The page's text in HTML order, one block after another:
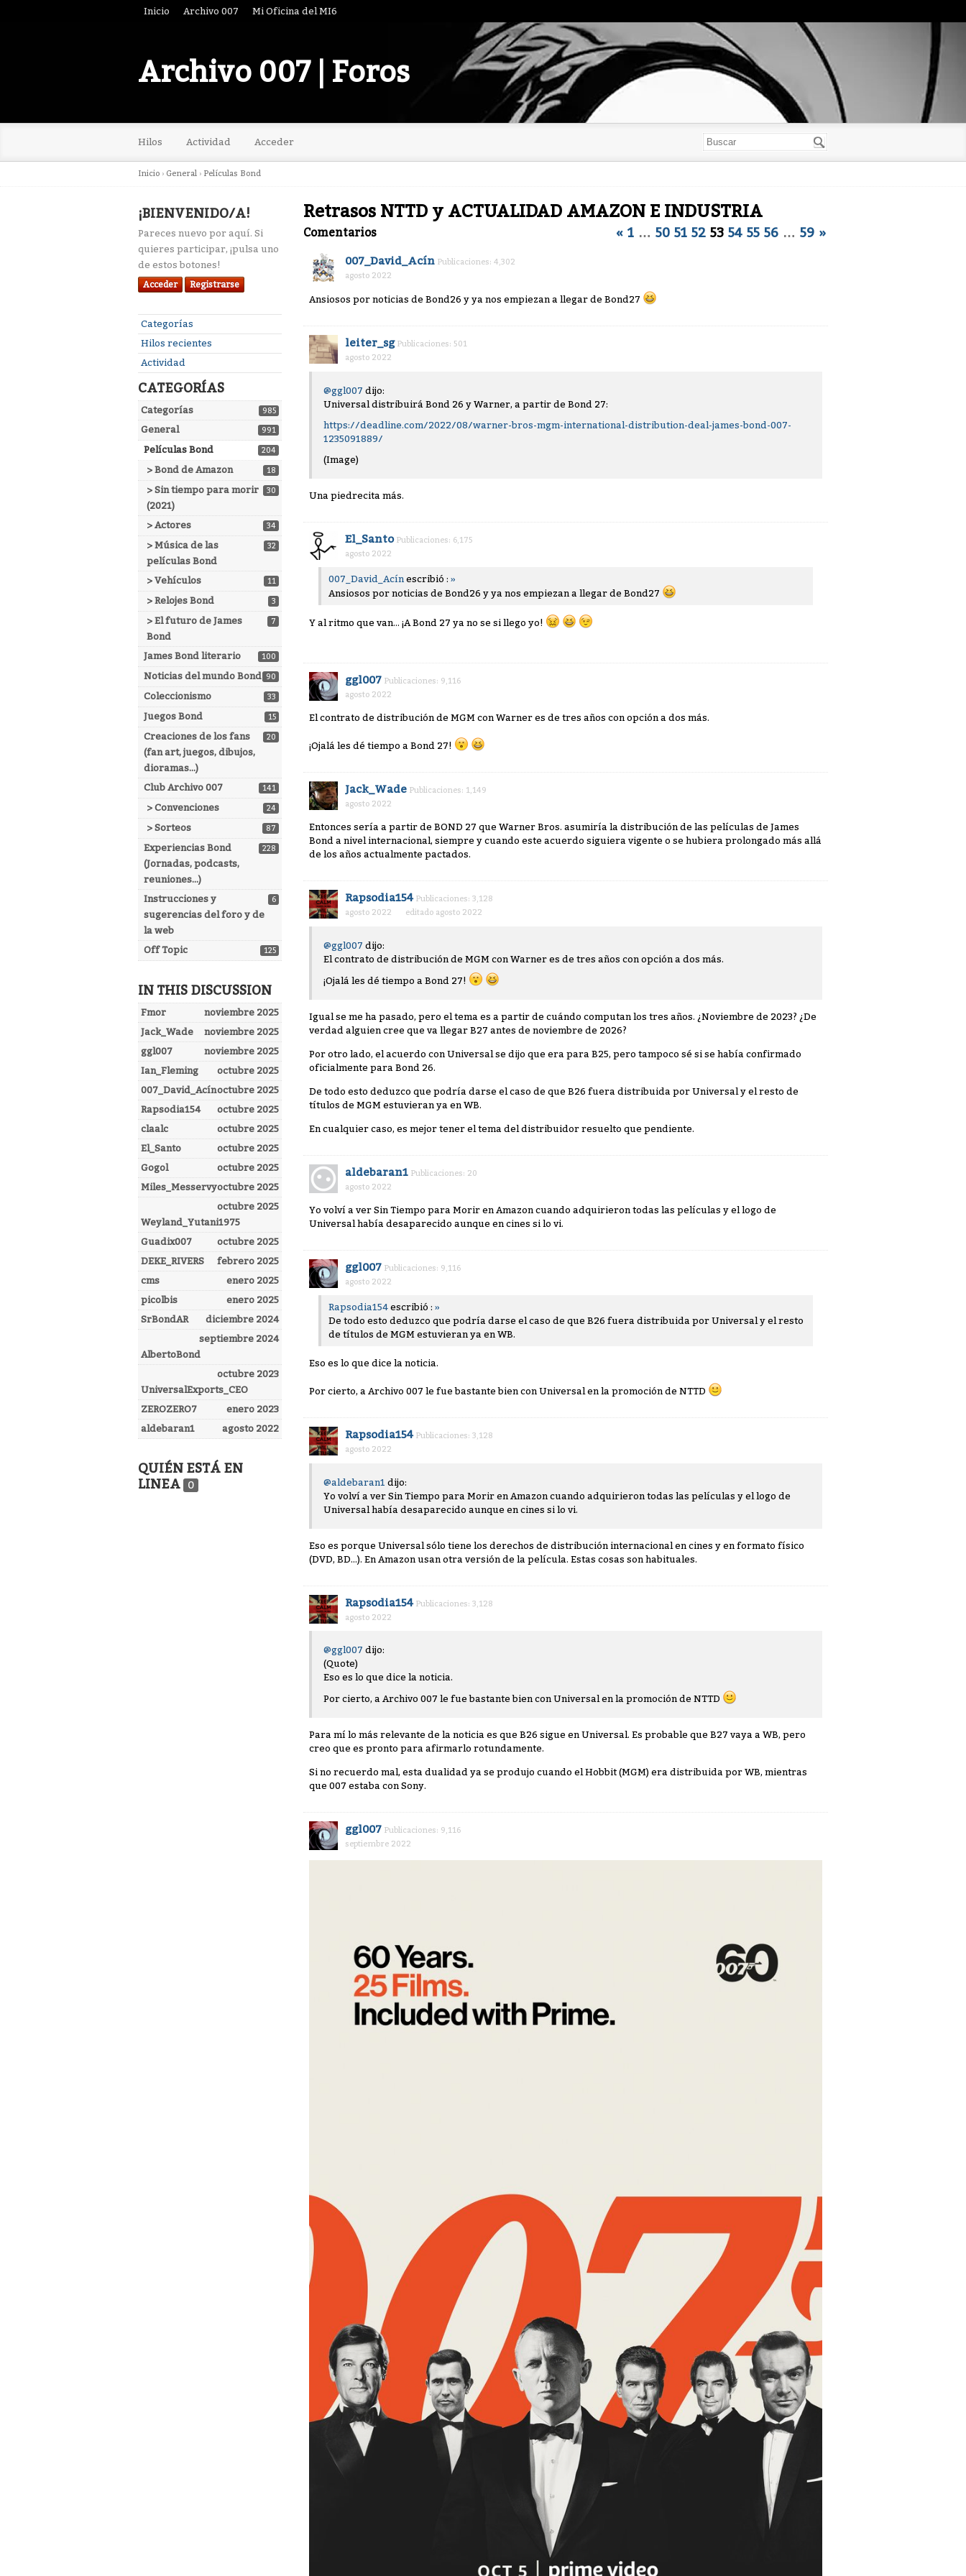
Inicio Archivo 007 Mi Oficina del MI6
Archivo 007 | Foros
Hilos Actividad Acceder
Inicio › General › Películas Bond
¡BIENVENIDO/A!
Pareces nuevo por aquí. Si
quieres participar, ¡pulsa uno
de estos botones!
Acceder Registrarse
Enlaces
rápidos
Categorías
Hilos recientes
Actividad
CATEGORÍAS
985
Categorías
991
General
204
Películas Bond
18
> Bond de Amazon
30
> Sin tiempo para morir
(2021)
34
> Actores
32
> Música de las
películas Bond
11
> Vehículos
3
> Relojes Bond
7
> El futuro de James
Bond
100
James Bond literario
90
Noticias del mundo Bond
33
Coleccionismo
15
Juegos Bond
20
Creaciones de los fans
(fan art, juegos, dibujos,
dioramas...)
141
Club Archivo 007
24
> Convenciones
87
> Sorteos
228
Experiencias Bond
(Jornadas, podcasts,
reuniones...)
6
Instrucciones y
sugerencias del foro y de
la web
125
Off Topic
IN THIS DISCUSSION
noviembre 2025
Fmor
noviembre 2025
Jack_Wade
noviembre 2025
ggl007
octubre 2025
Ian_Fleming
octubre 2025
007_David_Acín
octubre 2025
Rapsodia154
octubre 2025
claalc
octubre 2025
El_Santo
octubre 2025
Gogol
octubre 2025
Miles_Messervy
octubre 2025
Weyland_Yutani1975
octubre 2025
Guadix007
febrero 2025
DEKE_RIVERS
enero 2025
cms
enero 2025
picolbis
diciembre 2024
SrBondAR
septiembre 2024
AlbertoBond
octubre 2023
UniversalExports_CEO
enero 2023
ZEROZERO7
agosto 2022
aldebaran1
QUIÉN ESTÁ EN
LINEA
0
Retrasos NTTD y ACTUALIDAD AMAZON E INDUSTRIA
« 1 … 50 51 52 53 54 55 56 … 59 »
Comentarios
007_David_Acín Publicaciones: 4,302
agosto 2022
Ansiosos por noticias de Bond26 y ya nos empiezan a llegar de Bond27
leiter_sg Publicaciones: 501
agosto 2022
@ggl007 dijo:
Universal distribuirá Bond 26 y Warner, a partir de Bond 27:
https://deadline.com/2022/08/warner-bros-mgm-international-distribution-deal-james-bond-007-
1235091889/
(Image)
Una piedrecita más.
El_Santo Publicaciones: 6,175
agosto 2022
007_David_Acín escribió : »
Ansiosos por noticias de Bond26 y ya nos empiezan a llegar de Bond27
Y al ritmo que van... ¡A Bond 27 ya no se si llego yo!
ggl007 Publicaciones: 9,116
agosto 2022
El contrato de distribución de MGM con Warner es de tres años con opción a dos más.
¡Ojalá les dé tiempo a Bond 27!
Jack_Wade Publicaciones: 1,149
agosto 2022
Entonces sería a partir de BOND 27 que Warner Bros. asumiría la distribución de las películas de James
Bond a nivel internacional, siempre y cuando este acuerdo siguiera vigente o se hubiera prolongado más allá
de los años actualmente pactados.
Rapsodia154 Publicaciones: 3,128
agosto 2022
editado agosto 2022
@ggl007 dijo:
El contrato de distribución de MGM con Warner es de tres años con opción a dos más.
¡Ojalá les dé tiempo a Bond 27!
Igual se me ha pasado, pero el tema es a partir de cuándo computan los tres años. ¿Noviembre de 2023? ¿De
verdad alguien cree que va llegar B27 antes de noviembre de 2026?
Por otro lado, el acuerdo con Universal se dijo que era para B25, pero tampoco sé si se había confirmado
oficialmente para Bond 26.
De todo esto deduzco que podría darse el caso de que B26 fuera distribuida por Universal y el resto de
títulos de MGM estuvieran ya en WB.
En cualquier caso, es mejor tener el tema del distribuidor resuelto que pendiente.
aldebaran1 Publicaciones: 20
agosto 2022
Yo volví a ver Sin Tiempo para Morir en Amazon cuando adquirieron todas las películas y el logo de
Universal había desaparecido aunque en cines si lo vi.
ggl007 Publicaciones: 9,116
agosto 2022
Rapsodia154 escribió : »
De todo esto deduzco que podría darse el caso de que B26 fuera distribuida por Universal y el resto
de títulos de MGM estuvieran ya en WB.
Eso es lo que dice la noticia.
Por cierto, a Archivo 007 le fue bastante bien con Universal en la promoción de NTTD
Rapsodia154 Publicaciones: 3,128
agosto 2022
@aldebaran1 dijo:
Yo volví a ver Sin Tiempo para Morir en Amazon cuando adquirieron todas las películas y el logo de
Universal había desaparecido aunque en cines si lo vi.
Eso es porque Universal sólo tiene los derechos de distribución internacional en cines y en formato físico
(DVD, BD...). En Amazon usan otra versión de la película. Estas cosas son habituales.
Rapsodia154 Publicaciones: 3,128
agosto 2022
@ggl007 dijo:
(Quote)
Eso es lo que dice la noticia.
Por cierto, a Archivo 007 le fue bastante bien con Universal en la promoción de NTTD
Para mí lo más relevante de la noticia es que B26 sigue en Universal. Es probable que B27 vaya a WB, pero
creo que es pronto para afirmarlo rotundamente.
Si no recuerdo mal, esta dualidad ya se produjo cuando el Hobbit (MGM) era distribuida por WB, mientras
que 007 estaba con Sony.
ggl007 Publicaciones: 9,116
septiembre 2022